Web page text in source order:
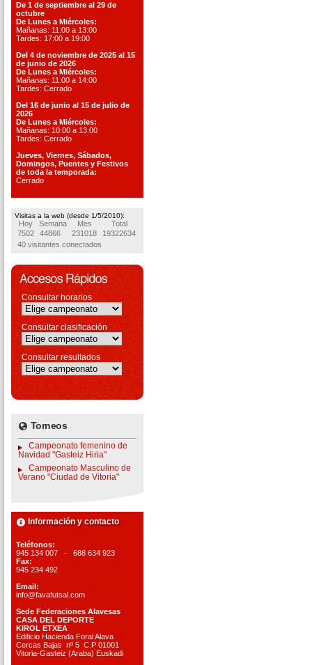
De 1 de septiembre al 29 de
octubre
De Lunes a Miércoles:
Mañanas: 11:00 a 13:00
Tardes: 17:00 a 19:00
Del 4 de noviembre de 2025 al 15
de junio de 2026
De Lunes a Miércoles:
Mañanas: 11:00 a 14:00
Tardes: Cerrado
Del 16 de junio al 15 de julio de
2026
De Lunes a Miércoles:
Mañanas: 10:00 a 13:00
Tardes: Cerrado
Jueves, Viernes, Sábados,
Domingos, Puentes y Festivos
de toda la temporada:
Cerrado
Visitas a la web (desde 1/5/2010):
Hoy Semana Mes
Total
7502
44866 231018
19322634
40 visitantes conectados
Consultar horarios
Consultar clasificación
Consultar resultados
Torneos
Campeonato femenino de
Navidad "Gasteiz Hiria"
Campeonato Masculino de
Verano "Ciudad de Vitoria"
Información y contacto
Teléfonos:
945 134 007 - 688 634 923
Fax:
945 234 492
Email:
info@favafutsal.com
Sede Federaciones Alavesas
CASA DEL DEPORTE
KIROL ETXEA
Edificio Hacienda Foral Alava
Cercas Bajas nº 5 C.P 01001
Vitoria-Gasteiz (Araba) Euskadi